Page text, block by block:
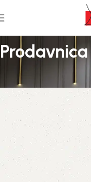
Prodavnica